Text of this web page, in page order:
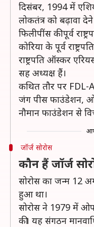
दिसंबर, 1994 में
लोकतंत्र को बढ़ावा
फिलीपींस की पूर्व
कोरिया के पूर्व
राष्ट्रपति ऑस्कर
सह अध्यक्ष हैं।
कथित तौर पर FDL-
जंग पीस फाउंडेशन,
नौमान फाउंडेशन से
जॉर्ज सोरोस
कौन हैं जॉर्ज
सोरोस का जन्म 12
हुआ था।
सोरोस ने 1979 में
की। यह संगठन